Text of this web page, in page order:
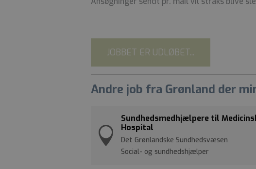
JOBBET ER UDLØBET...
Andre job fra Grønland der
Sundhedsmedhjælpere til
Hospital
Det Grønlandske Sundhedsvæsen
Social- og sundhedshjælper